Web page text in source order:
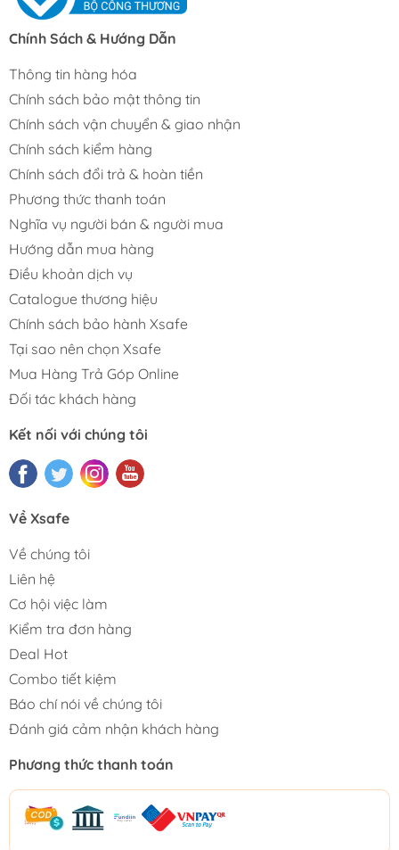
Chính Sách & Hướng Dẫn
Thông tin hàng hóa
Chính sách bảo mật thông tin
Chính sách vận chuyển & giao nhận
Chính sách kiểm hàng
Chính sách đổi trả & hoàn tiền
Phương thức thanh toán
Nghĩa vụ người bán & người mua
Hướng dẫn mua hàng
Điều khoản dịch vụ
Catalogue thương hiệu
Chính sách bảo hành Xsafe
Tại sao nên chọn Xsafe
Mua Hàng Trả Góp Online
Đối tác khách hàng
Kết nối với chúng tôi
Về Xsafe
Về chúng tôi
Liên hệ
Cơ hội việc làm
Kiểm tra đơn hàng
Deal Hot
Combo tiết kiệm
Báo chí nói về chúng tôi
Đánh giá cảm nhận khách hàng
Phương thức thanh toán